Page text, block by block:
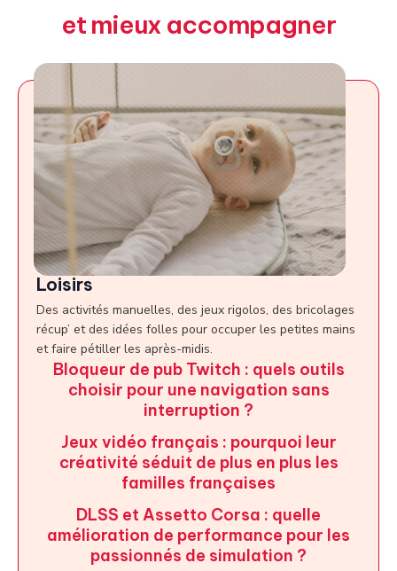
et mieux accompagner
Loisirs
Des activités manuelles, des jeux rigolos, des bricolages
récup’ et des idées folles pour occuper les petites mains
et faire pétiller les après-midis.
Bloqueur de pub Twitch : quels outils
choisir pour une navigation sans
interruption ?
Jeux vidéo français : pourquoi leur
créativité séduit de plus en plus les
familles françaises
DLSS et Assetto Corsa : quelle
amélioration de performance pour les
passionnés de simulation ?